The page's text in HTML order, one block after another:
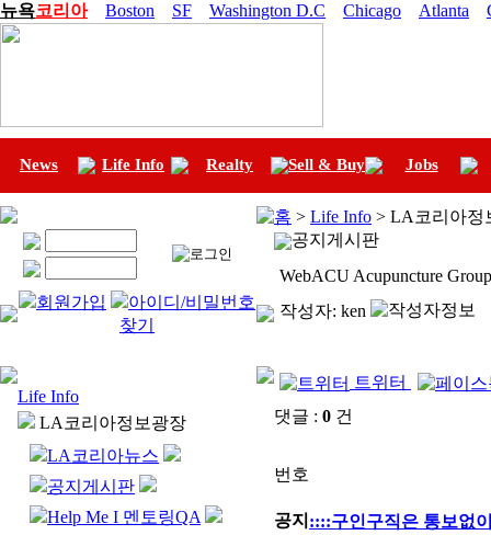
뉴욕코리아 Boston SF Washington D.C Chicago Atlanta
News Life Info Realty Sell & Buy Jobs
회원가입
아이디/비밀번호
찾기
Life Info
LA코리아정보광장
LA코리아뉴스
공지게시판
Help Me I 멘토링QA
홈 > Life Info > LA코리아정
공지게시판
WebACU Acupuncture Group
작성자: ken
트위터
댓글 : 0 건
번호
공지 ::::구인구직은 통보없